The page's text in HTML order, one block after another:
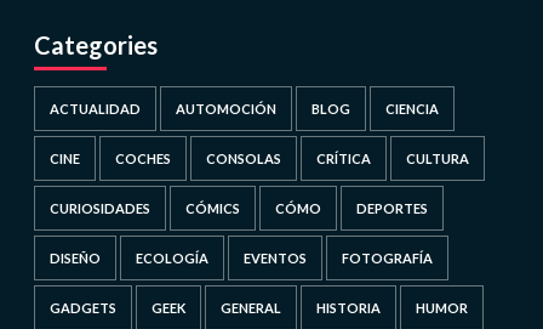
Categories
ACTUALIDAD AUTOMOCIÓN BLOG CIENCIA
CINE COCHES CONSOLAS CRÍTICA CULTURA
CURIOSIDADES CÓMICS CÓMO DEPORTES
DISEÑO ECOLOGÍA EVENTOS FOTOGRAFÍA
GADGETS GEEK GENERAL HISTORIA HUMOR